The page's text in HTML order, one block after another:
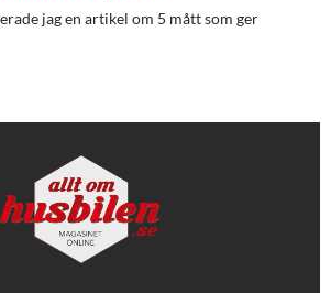
jag en artikel om 5 mått som ger